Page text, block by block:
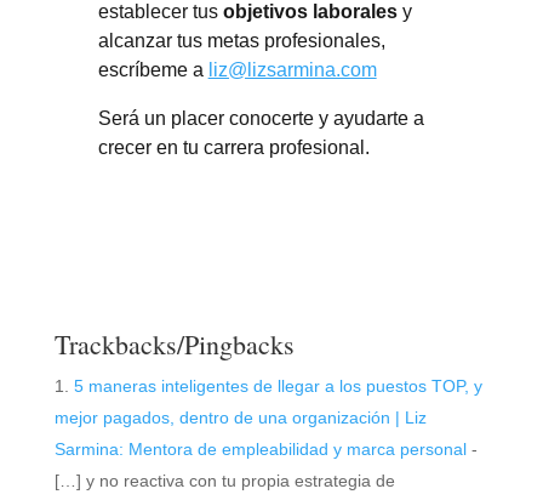
establecer tus objetivos laboralesy
alcanzar tus metas profesionales,
escríbeme a liz@lizsarmina.com
Será un placer conocerte y ayudarte a
crecer en tu carrera profesional.
Trackbacks/Pingbacks
5 maneras inteligentes de llegar a los puestos TOP, y
mejor pagados, dentro de una organización | Liz
Sarmina: Mentora de empleabilidad y marca personal-
[…] y no reactiva con tu propia estrategia de